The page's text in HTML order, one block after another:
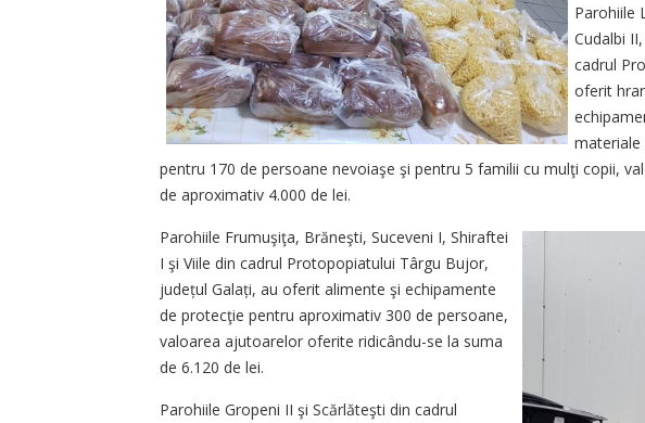
Parohiile
Cudalbi
cadrul
oferit
materiale
pentru 170 de persoane nevoiaşe şi pentru 5 familii cu mulţi copii,
de aproximativ 4.000 de lei.
Parohiile Frumuşiţa, Brăneşti, Suceveni I, Shiraftei
I şi Viile din cadrul Protopopiatului Târgu Bujor,
județul Galați, au oferit alimente şi echipamente
de protecţie pentru aproximativ 300 de persoane,
valoarea ajutoarelor oferite ridicându-se la suma
de 6.120 de lei.
Parohiile Gropeni II şi Scărlăteşti din cadrul